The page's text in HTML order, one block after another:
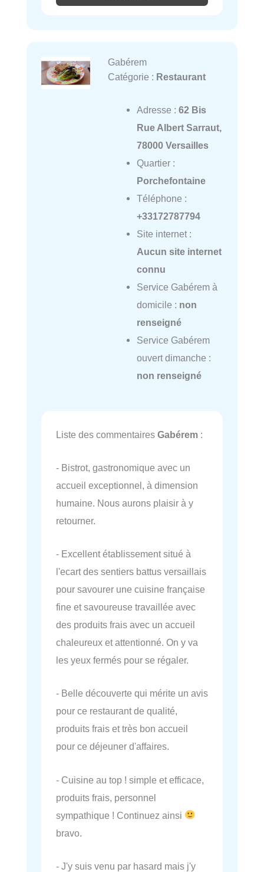
Gabérem
Catégorie : Restaurant
Adresse : 62 Bis
Rue Albert Sarraut,
78000 Versailles
Quartier :
Porchefontaine
Téléphone :
+33172787794
Site internet :
Aucun site internet
connu
Service Gabérem à
domicile : non
renseigné
Service Gabérem
ouvert dimanche :
non renseigné
Liste des commentaires Gabérem :
- Bistrot, gastronomique avec un
accueil exceptionnel, à dimension
humaine. Nous aurons plaisir à y
retourner.
- Excellent établissement situé à
l'ecart des sentiers battus versaillais
pour savourer une cuisine française
fine et savoureuse travaillée avec
des produits frais avec un accueil
chaleureux et attentionné. On y va
les yeux fermés pour se régaler.
- Belle découverte qui mérite un avis
pour ce restaurant de qualité,
produits frais et très bon accueil
pour ce déjeuner d'affaires.
- Cuisine au top ! simple et efficace,
produits frais, personnel
sympathique ! Continuez ainsi
bravo.
- J'y suis venu par hasard mais j'y